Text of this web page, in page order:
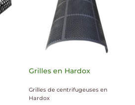
Grilles en Hardox
Grilles de centrifugeuses en
Hardox